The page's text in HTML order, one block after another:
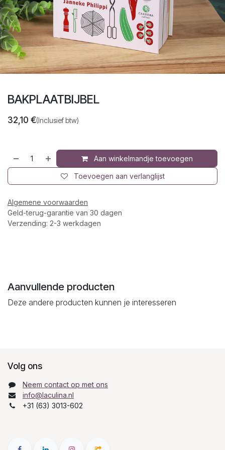
BAKPLAATBIJBEL
32,10 €(Inclusief btw)
Aan winkelmandje toevoegen
Toevoegen aan verlanglijst
Algemene voorwaarden
Geld-terug-garantie van 30 dagen
Verzending: 2-3 werkdagen
Aanvullende producten
Deze andere producten kunnen je interesseren
Volg ons
Neem contact op met ons
info@laculina.nl
+31 (63) 3013-602